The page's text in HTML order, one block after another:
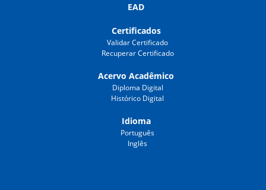
EAD
Certificados
Validar Certificado
Recuperar Certificado
Acervo Acadêmico
Diploma Digital
Histórico Digital
Idioma
Português
Inglês